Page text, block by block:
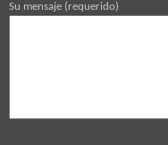
Su mensaje (requerido)